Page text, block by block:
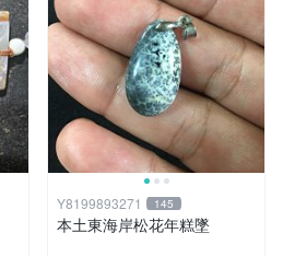
Y8199893271 145
本土東海岸松花年糕墜